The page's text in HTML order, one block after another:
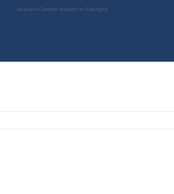
Accueil » Contrat résident en Espagne